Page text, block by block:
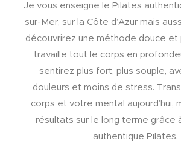
Je vous enseigne le Pilates
sur-Mer, sur la Côte d’Azur mais
découvrirez une méthode douce et
travaille tout le corps en
sentirez plus fort, plus souple,
douleurs et moins de stress.
corps et votre mental aujourd’hui,
résultats sur le long terme grâce
authentique Pilates.